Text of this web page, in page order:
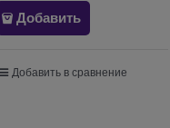
Добавить
Добавить в сравнение